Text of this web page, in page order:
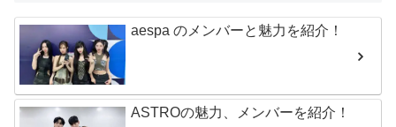
aespa のメンバーと魅力を紹介！
ASTROの魅力、メンバーを紹介！